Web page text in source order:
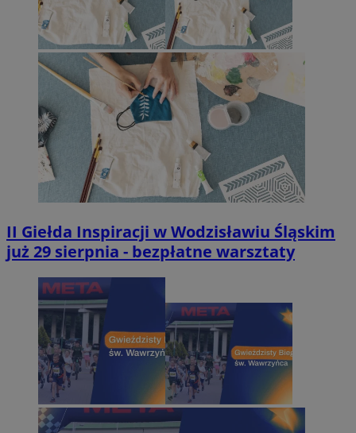
II Giełda Inspiracji w Wodzisławiu Śląskim
już 29 sierpnia - bezpłatne warsztaty